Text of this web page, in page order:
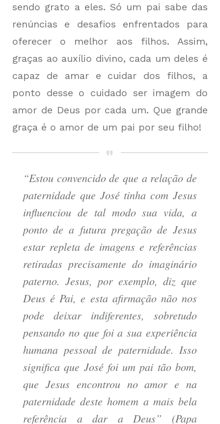
sendo grato a eles. Só um pai sabe das
renúncias e desafios enfrentados para
oferecer o melhor aos filhos. Assim,
graças ao auxílio divino, cada um deles é
capaz de amar e cuidar dos filhos, a
ponto desse o cuidado ser imagem do
amor de Deus por cada um. Que grande
graça é o amor de um pai por seu filho!
“Estou convencido de que a relação de
paternidade que José tinha com Jesus
influenciou de tal modo sua vida, a
ponto de a futura pregação de Jesus
estar repleta de imagens e referências
retiradas precisamente do imaginário
paterno. Jesus, por exemplo, diz que
Deus é Pai, e esta afirmação não nos
pode deixar indiferentes, sobretudo
pensando no que foi a sua experiência
humana pessoal de paternidade. Isso
significa que José foi um pai tão bom,
que Jesus encontrou no amor e na
paternidade deste homem a mais bela
referência a dar a Deus” (Papa